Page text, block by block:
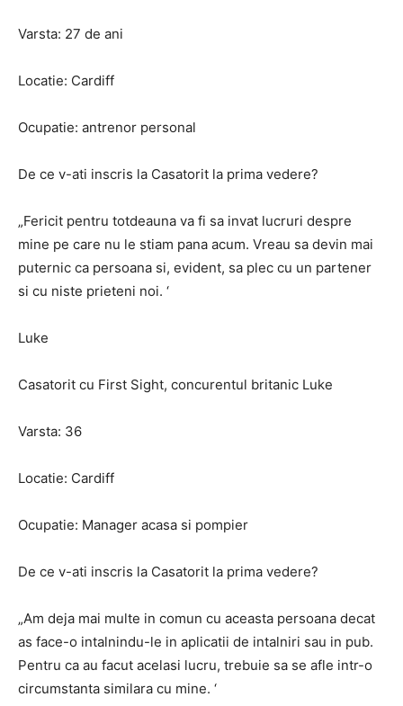
Varsta: 27 de ani
Locatie: Cardiff
Ocupatie: antrenor personal
De ce v-ati inscris la Casatorit la prima vedere?
„Fericit pentru totdeauna va fi sa invat lucruri despre
mine pe care nu le stiam pana acum. Vreau sa devin mai
puternic ca persoana si, evident, sa plec cu un partener
si cu niste prieteni noi. ‘
Luke
Casatorit cu First Sight, concurentul britanic Luke
Varsta: 36
Locatie: Cardiff
Ocupatie: Manager acasa si pompier
De ce v-ati inscris la Casatorit la prima vedere?
„Am deja mai multe in comun cu aceasta persoana decat
as face-o intalnindu-le in aplicatii de intalniri sau in pub.
Pentru ca au facut acelasi lucru, trebuie sa se afle intr-o
circumstanta similara cu mine. ‘